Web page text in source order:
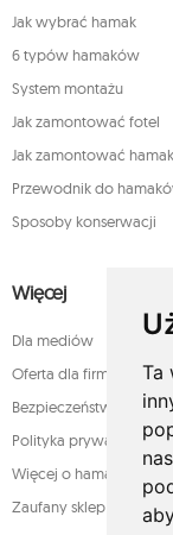
Ta
Jak wybrać hamak
6 typów hamaków
System montażu
Jak zamontować fotel
Jak zamontować hamak
Przewodnik do
Sposoby konserwacji
Więcej
Dla mediów
Oferta dla firm
Bezpieczeństwo
Polityka prywatności
Więcej o hamakach
Zaufany sklep